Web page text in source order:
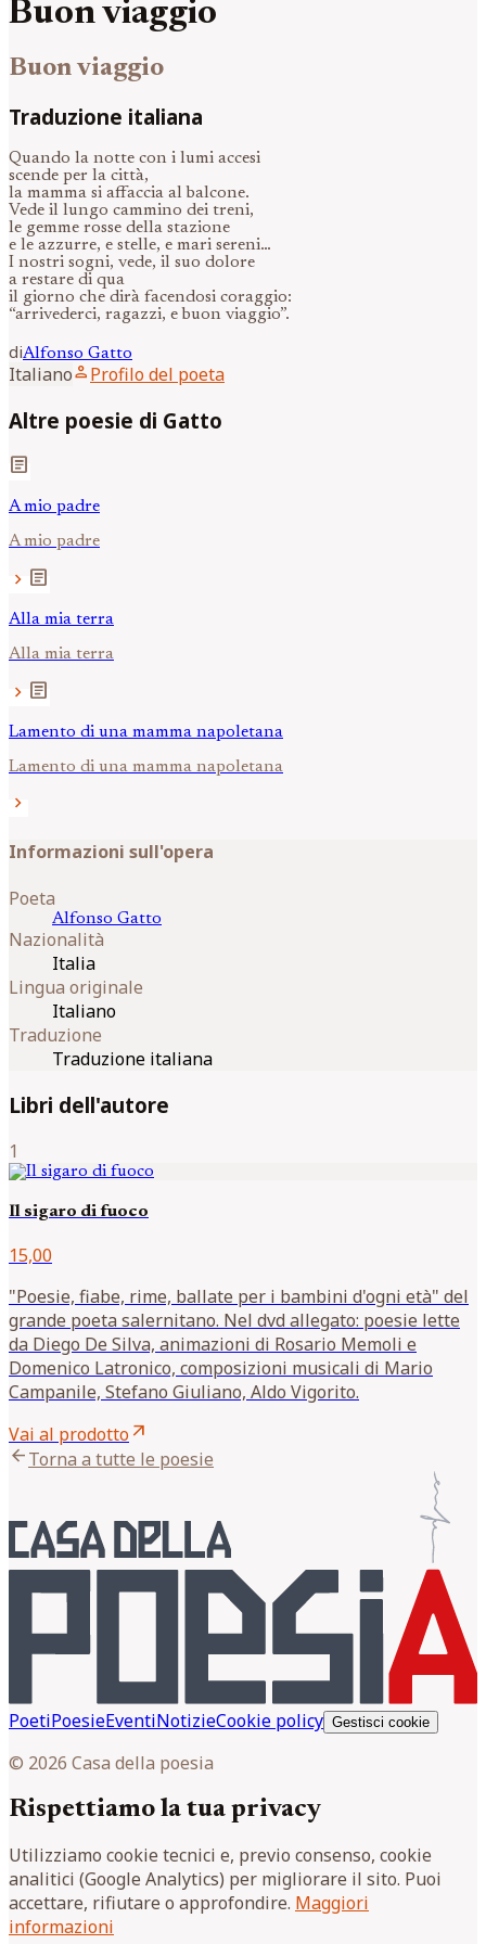
Buon viaggio
Buon viaggio
Traduzione italiana
Quando la notte con i lumi accesi
scende per la città,
la mamma si affaccia al balcone.
Vede il lungo cammino dei treni,
le gemme rosse della stazione
e le azzurre, e stelle, e mari sereni…
I nostri sogni, vede, il suo dolore
a restare di qua
il giorno che dirà facendosi coraggio:
“arrivederci, ragazzi, e buon viaggio”.
diAlfonso Gatto
Italianoperson Profilo del poeta
Altre poesie di Gatto
article
A mio padre
A mio padre
chevron_right article
Alla mia terra
Alla mia terra
chevron_right article
Lamento di una mamma napoletana
Lamento di una mamma napoletana
chevron_right
Informazioni sull'opera
Poeta
Alfonso Gatto
Nazionalità
Italia
Lingua originale
Italiano
Traduzione
Traduzione italiana
Libri dell'autore
1
Il sigaro di fuoco
15,00
"Poesie, fiabe, rime, ballate per i bambini d'ogni età" del
grande poeta salernitano. Nel dvd allegato: poesie lette
da Diego De Silva, animazioni di Rosario Memoli e
Domenico Latronico, composizioni musicali di Mario
Campanile, Stefano Giuliano, Aldo Vigorito.
Vai al prodottoarrow_outward
arrow_backTorna a tutte le poesie
PoetiPoesieEventiNotizieCookie policy Gestisci cookie
© 2026 Casa della poesia
Rispettiamo la tua privacy
Utilizziamo cookie tecnici e, previo consenso, cookie
analitici (Google Analytics) per migliorare il sito. Puoi
accettare, rifiutare o approfondire. Maggiori
informazioni